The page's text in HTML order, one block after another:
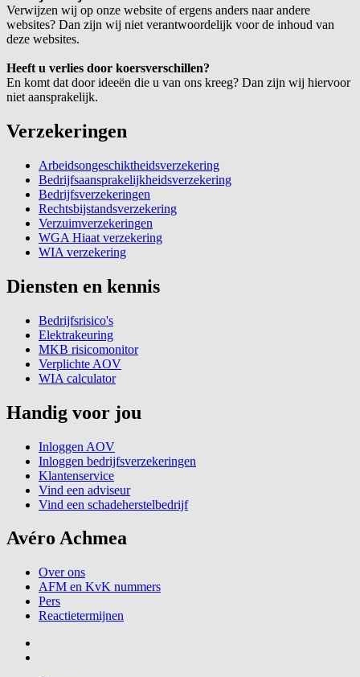
Verwijzen wij op onze website of ergens anders naar andere
websites? Dan zijn wij niet verantwoordelijk voor de inhoud van
deze websites.
Heeft u verlies door koersverschillen?
En komt dat door ideeën die u van ons kreeg? Dan zijn wij hiervoor
niet aansprakelijk.
Verzekeringen
Arbeidsongeschiktheidsverzekering
Bedrijfsaansprakelijkheidsverzekering
Bedrijfsverzekeringen
Rechtsbijstandsverzekering
Verzuimverzekeringen
WGA Hiaat verzekering
WIA verzekering
Diensten en kennis
Bedrijfsrisico's
Elektrakeuring
MKB risicomonitor
Verplichte AOV
WIA calculator
Handig voor jou
Inloggen AOV
Inloggen bedrijfsverzekeringen
Klantenservice
Vind een adviseur
Vind een schadeherstelbedrijf
Avéro Achmea
Over ons
AFM en KvK nummers
Pers
Reactietermijnen